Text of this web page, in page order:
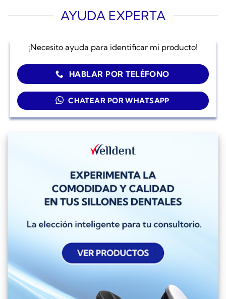
AYUDA EXPERTA
¡Necesito ayuda para identificar mi producto!
HABLAR POR TELÉFONO
CHATEAR POR WHATSAPP